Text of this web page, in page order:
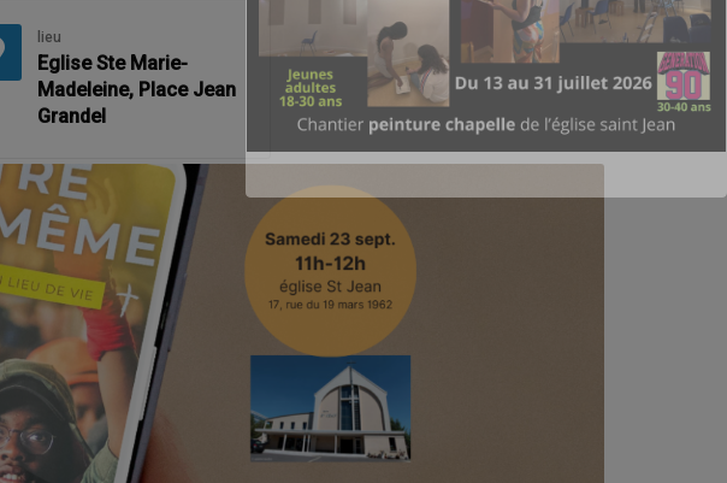
lieu
Eglise Ste Marie-
Madeleine, Place Jean
Grandel